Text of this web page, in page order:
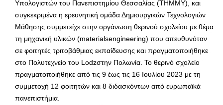
Υπολογιστών του Πανεπιστημίου Θεσσαλίας (ΤΗΜΜΥ), και
συγκεκριμένα η ερευνητική ομάδα Δημιουργικών Τεχνολογιών
Μάθησης συμμετείχε στην οργάνωση θερινού σχολείου με θέμα
τη μηχανική υλικών (materialsengineering) που απευθυνόταν
σε φοιτητές τριτοβάθμιας εκπαίδευσης και πραγματοποιήθηκε
στο Πολυτεχνείο του Lodzστην Πολωνία. Το θερινό σχολείο
πραγματοποιήθηκε από τις 9 έως τις 16 Ιουλίου 2023 με τη
συμμετοχή 12 φοιτητών και 8 διδασκόντων από ευρωπαϊκά
πανεπιστήμια.